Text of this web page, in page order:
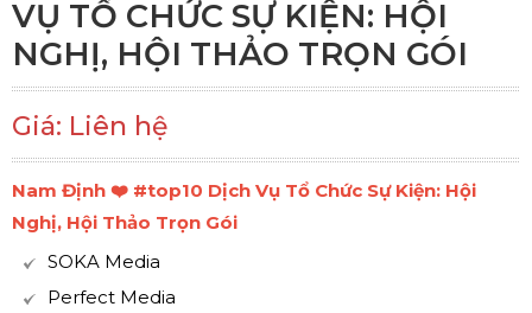
VỤ TỔ CHỨC SỰ KIỆN: HỘI
NGHỊ, HỘI THẢO TRỌN GÓI
Giá: Liên hệ
Nam Định ❤️️ #top10 Dịch Vụ Tổ Chức Sự Kiện: Hội
Nghị, Hội Thảo Trọn Gói
SOKA Media
Perfect Media